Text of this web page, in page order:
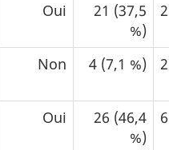
Oui
21 (37,5
%)
Non 4 (7,1 %)
Oui
26 (46,4
%)